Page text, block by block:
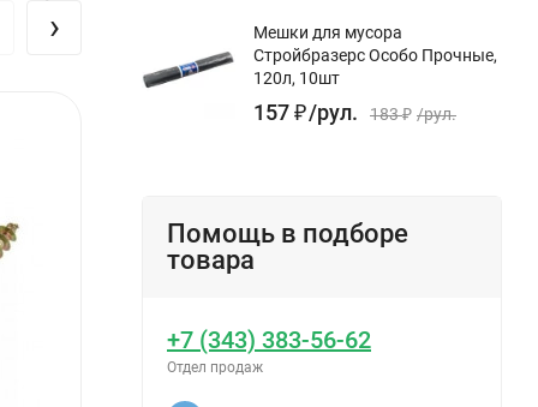
›
Мешки для мусора
Стройбразерс Особо Прочные,
120л, 10шт
157₽/рул. 183₽ /рул.
Помощь в подборе
товара
+7 (343) 383-56-62
Отдел продаж